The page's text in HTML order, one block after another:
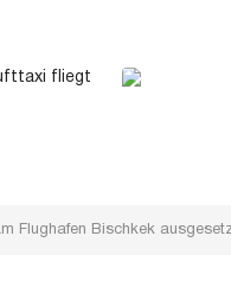
fliegt
Flughafen Bischkek